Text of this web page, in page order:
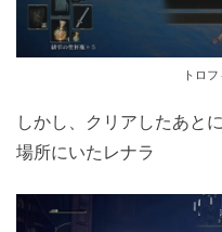
トロ
しかし、クリアしたあと
場所にいたレナラ